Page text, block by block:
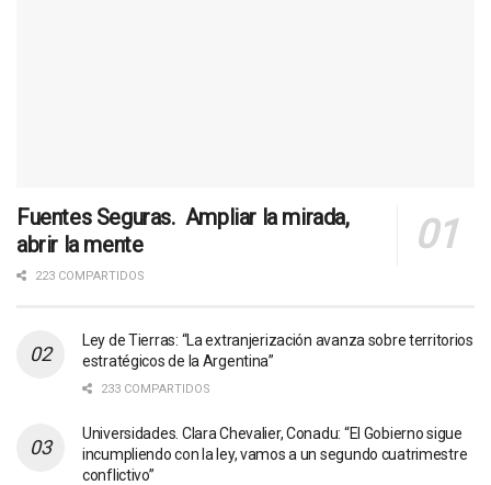
Fuentes Seguras. Ampliar la mirada,
abrir la mente
223 COMPARTIDOS
Ley de Tierras: “La extranjerización avanza sobre territorios
estratégicos de la Argentina”
233 COMPARTIDOS
Universidades. Clara Chevalier, Conadu: “El Gobierno sigue
incumpliendo con la ley, vamos a un segundo cuatrimestre
conflictivo”